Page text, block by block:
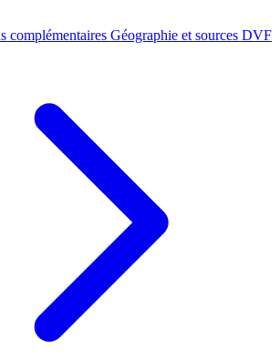
complémentaires Géographie et sources DVF